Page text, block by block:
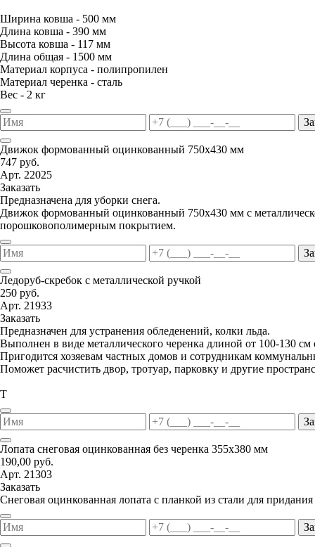
Ширина ковша - 500 мм
Длина ковша - 390 мм
Высота ковша - 117 мм
Длина общая - 1500 мм
Материал корпуса - полипропилен
Материал черенка - сталь
Вес - 2 кг
Движок формованный оцинкованный 750х430 мм
747 руб.
Арт. 22025
Заказать
Предназначена для уборки снега.
Движок формованный оцинкованный 750х430 мм с
порошковополимерным покрытием.
Ледоруб-скребок с металлической ручкой
250 руб.
Арт. 21933
Заказать
Предназначен для устранения обледенений, колки льда.
Выполнен в виде металлического черенка длиной от 100-130
Пригодится хозяевам частных домов и сотрудникам
Поможет расчистить двор, тротуар, парковку и другие
Т
Лопата снеговая оцинкованная без черенка 355х380 мм
190,00 руб.
Арт. 21303
Заказать
Снеговая оцинкованная лопата с планкой из стали для